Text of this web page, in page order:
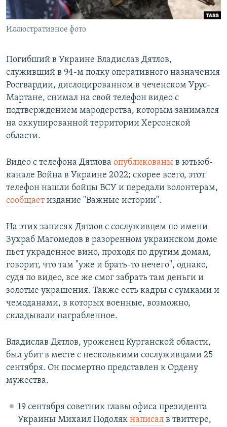
Все сайты РСЕ/РС
Иллюстративное фото
Погибший в Украине Владислав Дятлов,
служивший в 94-м полку оперативного назначения
Росгвардии, дислоцированном в чеченском Урус-
Мартане, снимал на свой телефон видео с
подтверждением мародерства, которым занимался
на оккупированной территории Херсонской
области.
Видео с телефона Дятлова опубликованы в ютьюб-
канале Война в Украине 2022; скорее всего, этот
телефон нашли бойцы ВСУ и передали волонтерам,
сообщаетиздание "Важные истории".
На этих записях Дятлов с сослуживцем по имени
Зухраб Магомедов в разоренном украинском доме
пьет украденное вино, проходя по другим домам,
говорит, что там "уже и брать-то нечего", однако,
судя по видео, все же смог забрать там деньги и
золотые украшения. Также есть кадры с сумками и
чемоданами, в которых военные, возможно,
складывали награбленное.
Владислав Дятлов, уроженец Курганской области,
был убит в месте с несколькими сослуживцами 25
сентября. Он посмертно представлен к Ордену
мужества.
19 сентября советник главы офиса президента
Украины Михаил Подоляк написалв твиттере,